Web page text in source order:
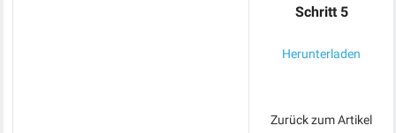
Schritt 5
Herunterladen
Zurück zum Artikel